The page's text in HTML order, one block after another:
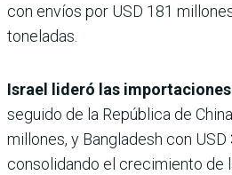
con envíos por USD 181
toneladas.
Israel lideró las
seguido de la República de
millones, y Bangladesh con USD
consolidando el crecimiento de